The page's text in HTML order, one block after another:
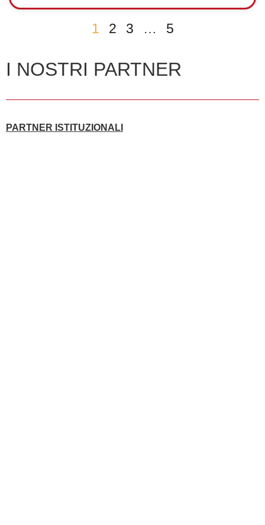
1 2 3 … 5
I NOSTRI PARTNER
PARTNER ISTITUZIONALI